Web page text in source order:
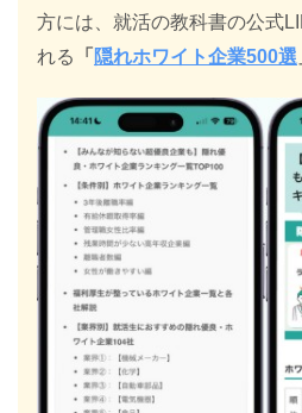
方には、就活の教科書の公式
れる
「 隠れホワイト企業500選